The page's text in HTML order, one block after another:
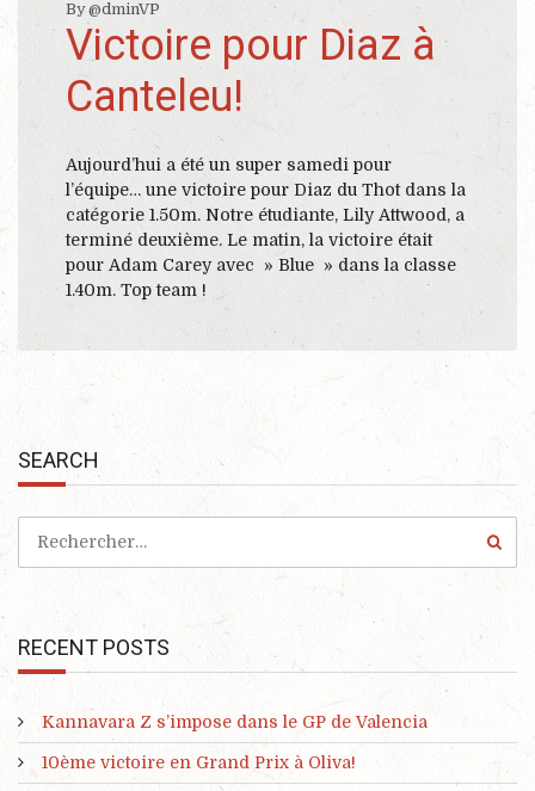
By @dminVP
Victoire pour Diaz à
Canteleu!
Aujourd’hui a été un super samedi pour
l’équipe… une victoire pour Diaz du Thot dans la
catégorie 1.50m. Notre étudiante, Lily Attwood, a
terminé deuxième. Le matin, la victoire était
pour Adam Carey avec » Blue » dans la classe
1.40m. Top team !
SEARCH
RECENT POSTS
Kannavara Z s’impose dans le GP de Valencia
10ème victoire en Grand Prix à Oliva!